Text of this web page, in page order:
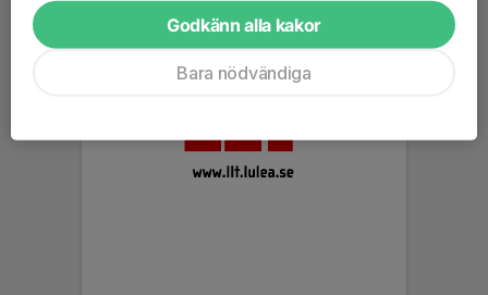
Godkänn alla kakor
Bara nödvändiga